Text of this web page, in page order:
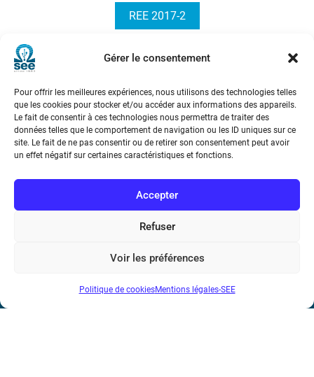
Gérer le consentement
Pour offrir les meilleures expériences, nous utilisons des technologies telles
que les cookies pour stocker et/ou accéder aux informations des appareils.
Le fait de consentir à ces technologies nous permettra de traiter des
données telles que le comportement de navigation ou les ID uniques sur ce
site. Le fait de ne pas consentir ou de retirer son consentement peut avoir
un effet négatif sur certaines caractéristiques et fonctions.
Accepter
Refuser
Voir les préférences
Politique de cookiesMentions légales-SEE
REE 2017-2
Société de l’Electricité, de l’Electronique et des Technologies
de l’Information et de la Communication
17 rue de l’Amiral Hamelin
Métro : « Boissière » Ligne 6 et « Iéna » Ligne 9
Téléphone : (+33) 1 56 90 37 17
N° de SIREN : 785 393 232, Code APE : 9412Z TVA intra-